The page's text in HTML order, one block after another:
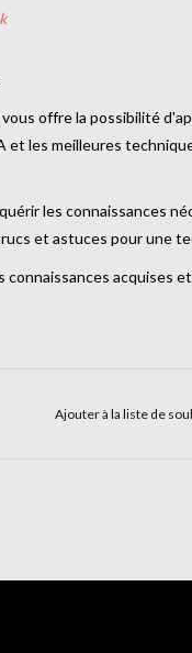
offre la possibilité
les meilleures
les connaissances
et astuces pour une
acquises
l'avance.
Ajouter à la liste de